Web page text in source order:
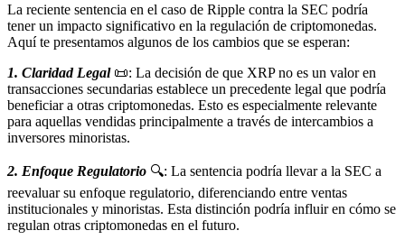
La reciente sentencia en el caso de Ripple contra la SEC podría
tener un impacto significativo en la regulación de criptomonedas.
Aquí te presentamos algunos de los cambios que se esperan:
1. Claridad Legal📜: La decisión de que XRP no es un valor en
transacciones secundarias establece un precedente legal que podría
beneficiar a otras criptomonedas. Esto es especialmente relevante
para aquellas vendidas principalmente a través de intercambios a
inversores minoristas.
2. Enfoque Regulatorio 🔍: La sentencia podría llevar a la SEC a
reevaluar su enfoque regulatorio, diferenciando entre ventas
institucionales y minoristas. Esta distinción podría influir en cómo se
regulan otras criptomonedas en el futuro.